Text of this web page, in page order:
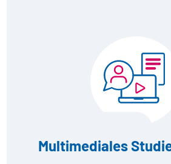
Multimediales